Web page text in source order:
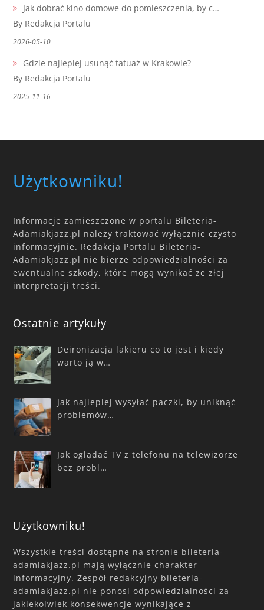
Jak dobrać kino domowe do pomieszczenia, by c…
By Redakcja Portalu
2026-05-10
Gdzie najlepiej usunąć tatuaż w Krakowie?
By Redakcja Portalu
2025-11-16
Użytkowniku!
Informacje zamieszczone w portalu Bileteria-
Adamiakjazz.pl należy traktować wyłącznie czysto
informacyjnie. Redakcja Portalu Bileteria-
Adamiakjazz.pl nie bierze odpowiedzialności za
ewentualne szkody, które mogą wynikać ze złej
interpretacji treści.
Ostatnie artykuły
Deironizacja lakieru co to jest i kiedy
warto ją w…
Jak najlepiej wysyłać paczki, by uniknąć
problemów…
Jak oglądać TV z telefonu na telewizorze
bez probl…
Użytkowniku!
Wszystkie treści dostępne na stronie bileteria-
adamiakjazz.pl mają wyłącznie charakter
informacyjny. Zespół redakcyjny bileteria-
adamiakjazz.pl nie ponosi odpowiedzialności za
jakiekolwiek konsekwencje wynikające z